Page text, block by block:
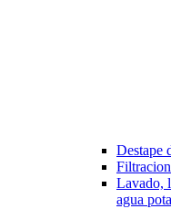
Destape
Lavado,
agua